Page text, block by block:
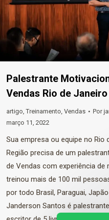
Palestrante
Vendas Rio de
artigo,Treinamento, Vendas Por
março 11, 2022
Sua empresa ou equipe no Rio
Região precisa de um
de Vendas com experiência de
treinou mais de 100 mil
por todo Brasil, Paraguai,
Janderson Santos é